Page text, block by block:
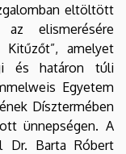
eltöltött
elismerésére
amelyet
és határon túli
Egyetem
Dísztermében
ünnepségen. A
Dr. Barta Róbert